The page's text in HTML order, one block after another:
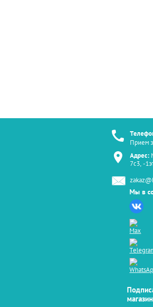
Прием
Адрес:
7с3, -
Мы в